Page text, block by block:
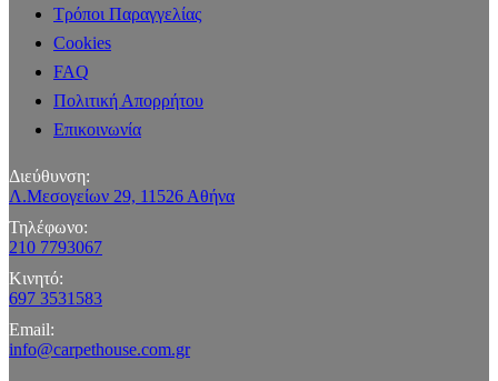
Τρόποι Παραγγελίας
Cookies
FAQ
Πολιτική Απορρήτου
Επικοινωνία
Διεύθυνση:
Λ.Μεσογείων 29, 11526 Αθήνα
Τηλέφωνο:
210 7793067
Κινητό:
697 3531583
Email:
info@carpethouse.com.gr